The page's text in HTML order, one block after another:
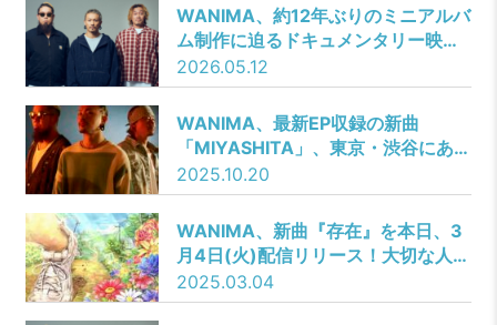
WANIMA、約12年ぶりのミニアルバ
ム制作に迫るドキュメンタリー映像
を公開
2026.05.12
WANIMA、最新EP収録の新曲
「MIYASHITA」、東京・渋谷にある
MIYASHITA PARKを舞台にした
Music Video公開!
2025.10.20
WANIMA、新曲『存在』を本日、3
月4日(火)配信リリース！大切な人へ
想いを届ける際に後押ししてくれる
楽曲。
2025.03.04